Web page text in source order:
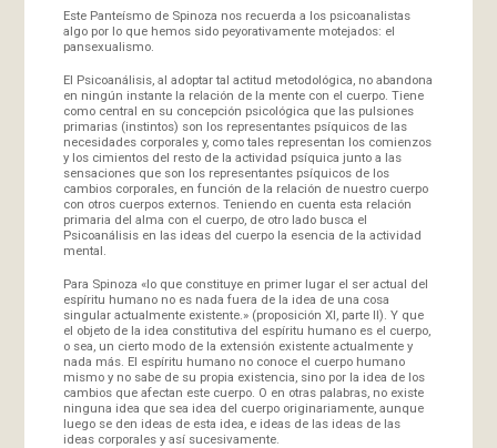
Este Panteísmo de Spinoza nos recuerda a los psicoanalistas
algo por lo que hemos sido peyorativamente motejados: el
pansexualismo.
El Psicoanálisis, al adoptar tal actitud metodológica, no abandona
en ningún instante la relación de la mente con el cuerpo. Tiene
como central en su concepción psicológica que las pulsiones
primarias (instintos) son los representantes psíquicos de las
necesidades corporales y, como tales representan los comienzos
y los cimientos del resto de la actividad psíquica junto a las
sensaciones que son los representantes psíquicos de los
cambios corporales, en función de la relación de nuestro cuerpo
con otros cuerpos externos. Teniendo en cuenta esta relación
primaria del alma con el cuerpo, de otro lado busca el
Psicoanálisis en las ideas del cuerpo la esencia de la actividad
mental.
Para Spinoza «lo que constituye en primer lugar el ser actual del
espíritu humano no es nada fuera de la idea de una cosa
singular actualmente existente.» (proposición XI, parte II). Y que
el objeto de la idea constitutiva del espíritu humano es el cuerpo,
o sea, un cierto modo de la extensión existente actualmente y
nada más. El espíritu humano no conoce el cuerpo humano
mismo y no sabe de su propia existencia, sino por la idea de los
cambios que afectan este cuerpo. O en otras palabras, no existe
ninguna idea que sea idea del cuerpo originariamente, aunque
luego se den ideas de esta idea, e ideas de las ideas de las
ideas corporales y así sucesivamente.